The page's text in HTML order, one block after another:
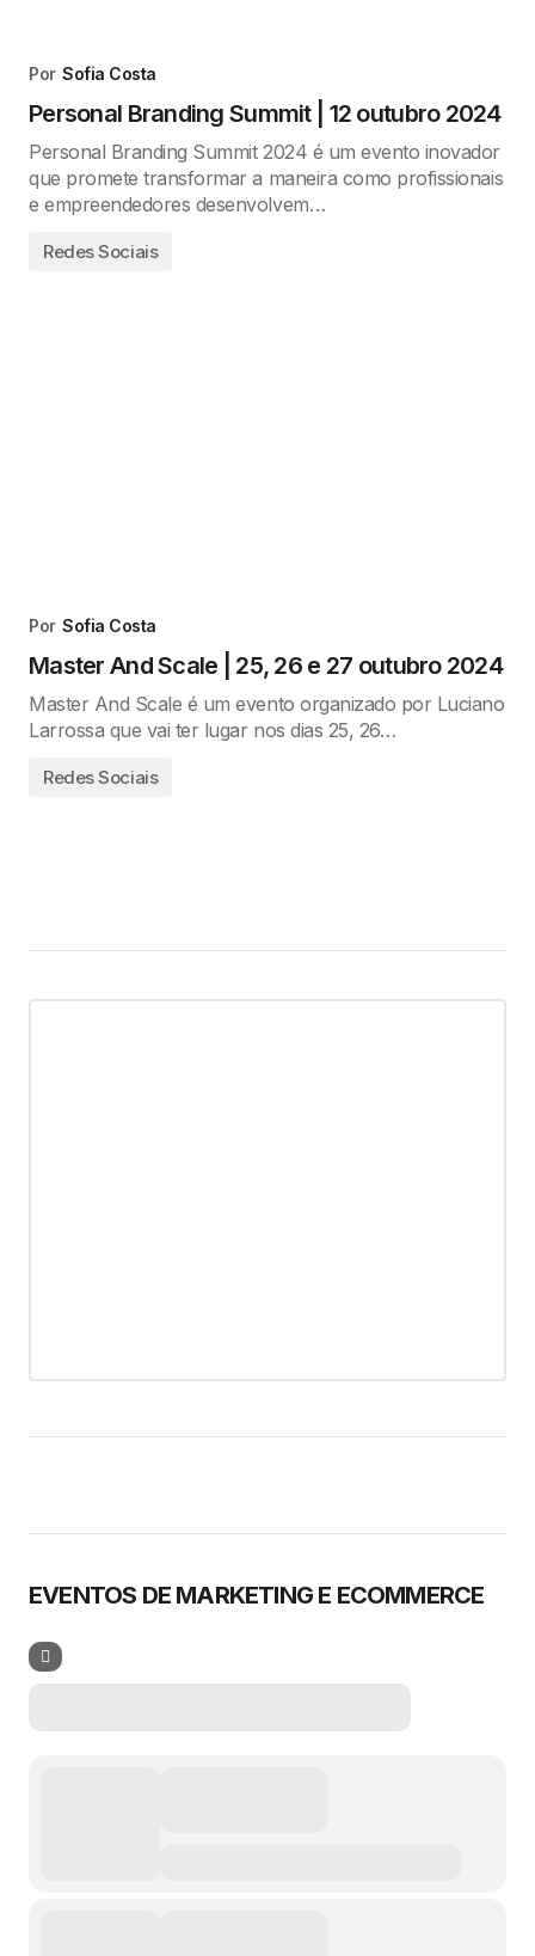
Por Sofia Costa
Personal Branding Summit | 12 outubro 2024
Personal Branding Summit 2024 é um evento inovador
que promete transformar a maneira como profissionais
e empreendedores desenvolvem…
Redes Sociais
Por Sofia Costa
Master And Scale | 25, 26 e 27 outubro 2024
Master And Scale é um evento organizado por Luciano
Larrossa que vai ter lugar nos dias 25, 26…
Redes Sociais
EVENTOS DE MARKETING E ECOMMERCE